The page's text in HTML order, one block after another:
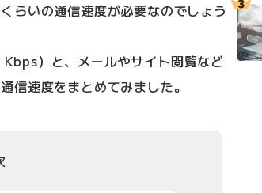
らいの通信速度が必要なのでしょう
）と、メールやサイト閲覧など
信速度をまとめてみました。